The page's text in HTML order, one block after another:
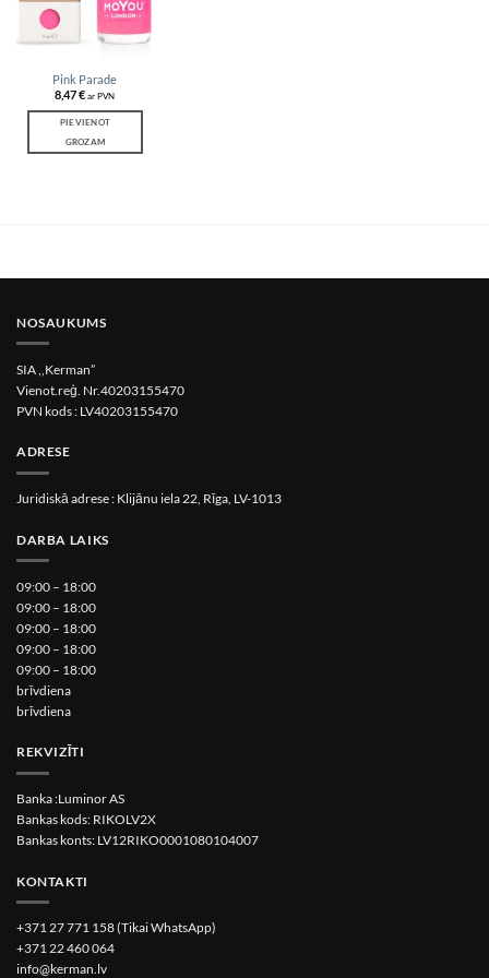
Pink Parade
8,47€ ar PVN
PIEVIENOT
GROZAM
NOSAUKUMS
SIA ,,Kerman”
Vienot.reģ. Nr.40203155470
PVN kods : LV40203155470
ADRESE
Juridiskā adrese : Klijānu iela 22, Rīga, LV-1013
DARBA LAIKS
09:00 – 18:00
09:00 – 18:00
09:00 – 18:00
09:00 – 18:00
09:00 – 18:00
brīvdiena
brīvdiena
REKVIZĪTI
Banka :Luminor AS
Bankas kods: RIKOLV2X
Bankas konts: LV12RIKO0001080104007
KONTAKTI
+371 27 771 158 (Tikai WhatsApp)
+371 22 460 064
info@kerman.lv